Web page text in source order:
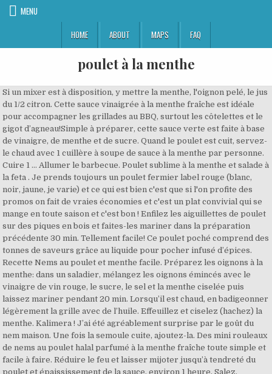
MENU
HOME
ABOUT MAPS FAQ
poulet à la menthe
Si un mixer est à disposition, y mettre la menthe, l'oignon pelé, le jus
du 1/2 citron. Cette sauce vinaigrée à la menthe fraîche est idéale
pour accompagner les grillades au BBQ, surtout les côtelettes et le
gigot d’agneau!Simple à préparer, cette sauce verte est faite à base
de vinaigre, de menthe et de sucre. Quand le poulet est cuit, servez-
le chaud avec 1 cuillère à soupe de sauce à la menthe par personne.
Cuire 1 … Allumer le barbecue. Poulet sublime à la menthe et salade à
la feta . Je prends toujours un poulet fermier label rouge (blanc,
noir, jaune, je varie) et ce qui est bien c'est que si l'on profite des
promos on fait de vraies économies et c'est un plat convivial qui se
mange en toute saison et c'est bon ! Enfilez les aiguillettes de poulet
sur des piques en bois et faites-les mariner dans la préparation
précédente 30 min. Tellement facile! Ce poulet poché comprend des
tonnes de saveurs grâce au liquide pour pocher infusé d’épices.
Recette Nems au poulet et menthe facile. Préparez les oignons à la
menthe: dans un saladier, mélangez les oignons émincés avec le
vinaigre de vin rouge, le sucre, le sel et la menthe ciselée puis
laissez mariner pendant 20 min. Lorsqu’il est chaud, en badigeonner
légèrement la grille avec de l’huile. Effeuillez et ciselez (hachez) la
menthe. Kalimera ! J’ai été agréablement surprise par le goût du
nem maison. Une fois la semoule cuite, ajoutez-la. Des mini rouleaux
de nems au poulet halal parfumé à la menthe fraîche toute simple et
facile à faire. Réduire le feu et laisser mijoter jusqu’à tendreté du
poulet et épaississement de la sauce, environ 1 heure. Salez,